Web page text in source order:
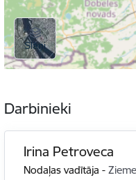
Darbinieki
Irina Petroveca
Nodaļas vadītāja -